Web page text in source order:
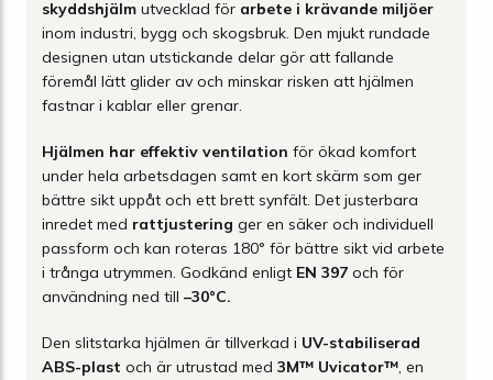
skyddshjälm utvecklad för arbete i krävande miljöer
inom industri, bygg och skogsbruk. Den mjukt rundade
designen utan utstickande delar gör att fallande
föremål lätt glider av och minskar risken att hjälmen
fastnar i kablar eller grenar.
Hjälmen har effektiv ventilation för ökad komfort
under hela arbetsdagen samt en kort skärm som ger
bättre sikt uppåt och ett brett synfält. Det justerbara
inredet med rattjustering ger en säker och individuell
passform och kan roteras 180° för bättre sikt vid arbete
i trånga utrymmen. Godkänd enligt EN 397 och för
användning ned till –30°C.
Den slitstarka hjälmen är tillverkad i UV-stabiliserad
ABS-plast och är utrustad med 3M™ Uvicator™, en